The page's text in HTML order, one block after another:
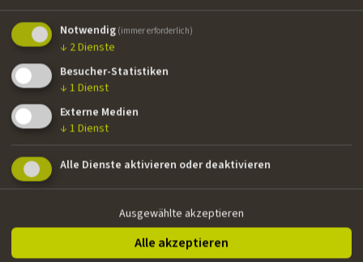
Filmografie
››The Elk Forest
Film |Drehbuch, Regie
››Anderswo| Dokumentarfilm | ZeLIG |
››Rust | Kurzfilm | European Film College | Drehbuch,
Regie
Nationalität
Norwegisch
E-Mail
Notwendig (immer erforderlich)
↓ 2Dienste
Besucher-Statistiken
↓ 1 Dienst
Externe Medien
↓ 1 Dienst
Alle Dienste aktivieren oder deaktivieren
Ausgewählte akzeptieren
Alle akzeptieren